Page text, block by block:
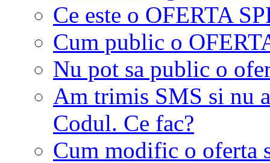
Ce este o OFERTA
Cum public o
Nu pot sa public o
Am trimis SMS si nu
Codul. Ce fac?
Cum modific o oferta